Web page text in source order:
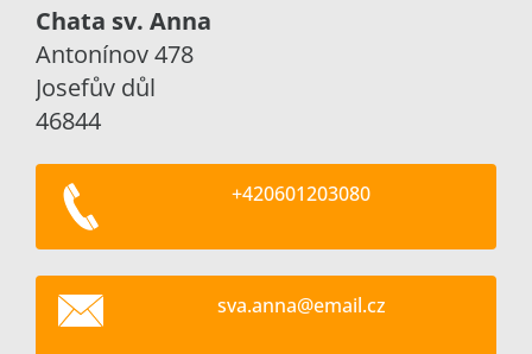
Chata sv. Anna
Antonínov 478
Josefův důl
46844
+420601203080
sva.anna@email.cz